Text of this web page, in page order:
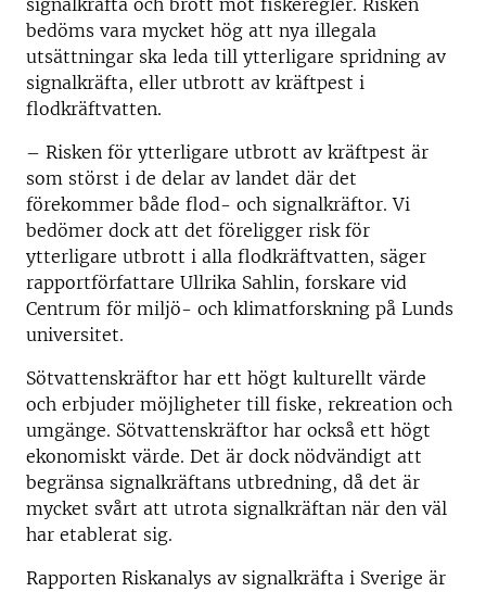
signalkräfta och brott mot fiskeregler. Risken
bedöms vara mycket hög att nya illegala
utsättningar ska leda till ytterligare spridning av
signalkräfta, eller utbrott av kräftpest i
flodkräftvatten.
– Risken för ytterligare utbrott av kräftpest är
som störst i de delar av landet där det
förekommer både flod- och signalkräftor. Vi
bedömer dock att det föreligger risk för
ytterligare utbrott i alla flodkräftvatten, säger
rapportförfattare Ullrika Sahlin, forskare vid
Centrum för miljö- och klimatforskning på Lunds
universitet.
Sötvattenskräftor har ett högt kulturellt värde
och erbjuder möjligheter till fiske, rekreation och
umgänge. Sötvattenskräftor har också ett högt
ekonomiskt värde. Det är dock nödvändigt att
begränsa signalkräftans utbredning, då det är
mycket svårt att utrota signalkräftan när den väl
har etablerat sig.
Rapporten Riskanalys av signalkräfta i Sverige är